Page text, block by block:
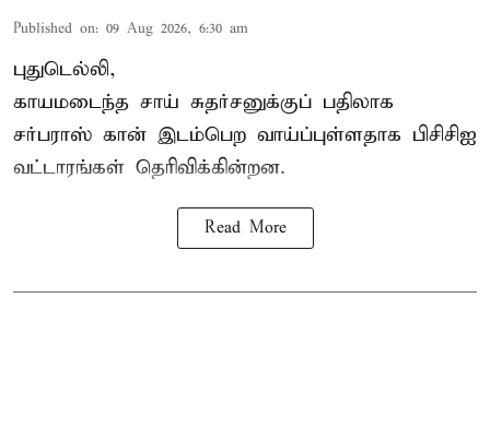
Published on: 09 Aug 2026, 6:30 am
புதுடெல்லி,
காயமடைந்த சாய் சுதர்சனுக்குப் பதிலாக
சர்பராஸ் கான் இடம்பெற வாய்ப்புள்ளதாக பிசிசிஐ
வட்டாரங்கள் தெரிவிக்கின்றன.
Read More